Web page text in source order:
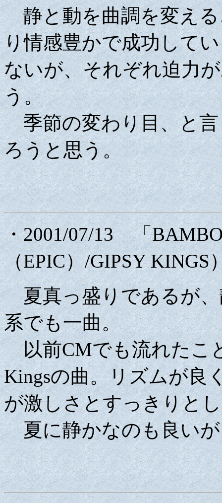
静と動を曲調を変える
り情感豊かで成功して
ないが、それぞれ迫力
う。
季節の変わり目、と言
ろうと思う。
・2001/07/13 「
（EPIC）/GIPSY KINGS
夏真っ盛りであるが、
系でも一曲。
以前CMでも流れたこ
Kingsの曲。リズムが良
が激しさとすっきりと
夏に静かなのも良いが